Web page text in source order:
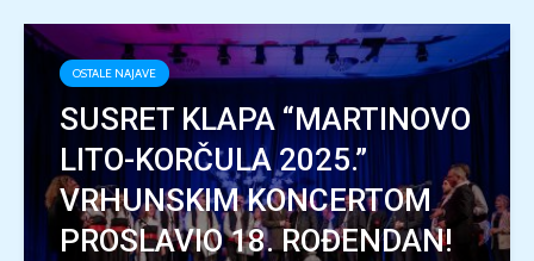
OSTALE NAJAVE
SUSRET KLAPA “MARTINOVO
LITO-KORČULA 2025.”
VRHUNSKIM KONCERTOM
PROSLAVIO 18. ROĐENDAN!